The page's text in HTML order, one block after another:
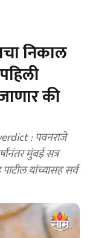
निकाल
की
: पवनराजे
मुंबई सत्र
यांच्यासह सर्व